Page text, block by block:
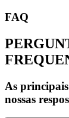
FAQ
As
nossas